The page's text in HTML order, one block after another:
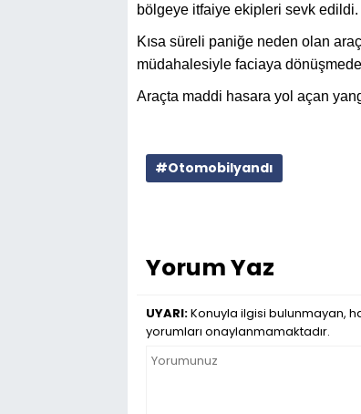
bölgeye itfaiye ekipleri sevk edildi.
Kısa süreli paniğe neden olan
müdahalesiyle faciaya
Araçta maddi hasara yol açan
#Otomobilyandı
Yorum Yaz
UYARI:Konuyla ilgisi bulunmayan,
yorumları onaylanmamaktadır.